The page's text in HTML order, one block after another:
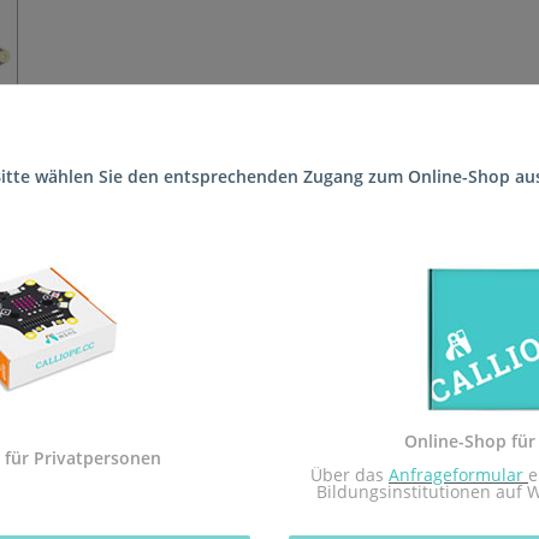
Schule (Schule mit den FSPen motorische und ganzheitliche
I und der Calliope mini Startbox. Das Arbeitsheft
Calliope mini umgesetzt.
I in Rheinland-Pfalz zugelassen.
mit dem Redaktionsteam inf-schule.de, insbesondere Daniel
wählen Sie den entsprechenden Zugang zum Online-Shop
für Privatpersonen
Online-Shop für
Über das Anfrageformular
Bildungsinstitutionen auf